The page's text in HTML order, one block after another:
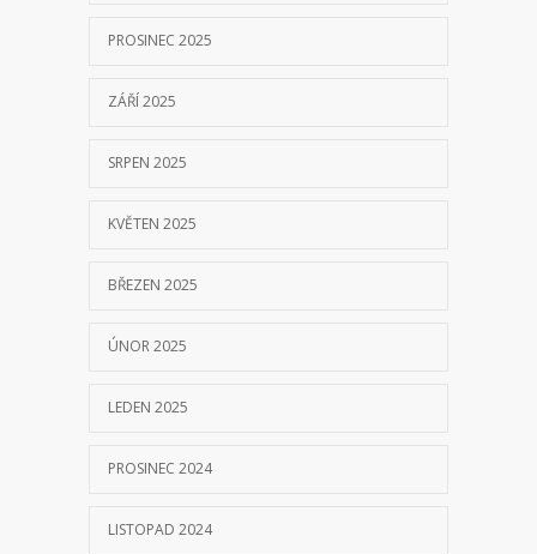
PROSINEC 2025
ZÁŘÍ 2025
SRPEN 2025
KVĚTEN 2025
BŘEZEN 2025
ÚNOR 2025
LEDEN 2025
PROSINEC 2024
LISTOPAD 2024